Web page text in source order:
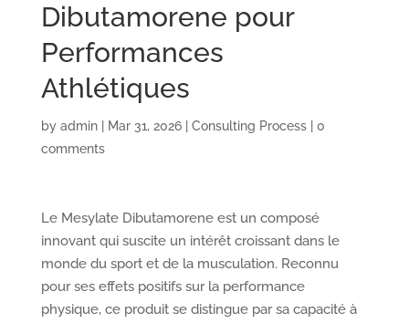
Dibutamorene pour
Performances
Athlétiques
by admin| Mar 31, 2026| Consulting Process| 0
comments
Le Mesylate Dibutamorene est un composé
innovant qui suscite un intérêt croissant dans le
monde du sport et de la musculation. Reconnu
pour ses effets positifs sur la performance
physique, ce produit se distingue par sa capacité à